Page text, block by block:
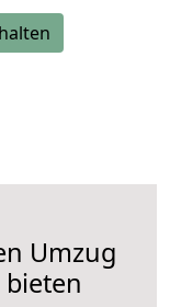
Umzug